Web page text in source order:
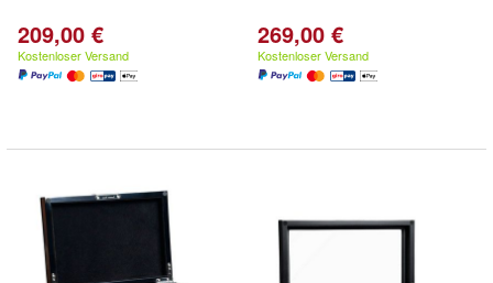
209,00 €
Kostenloser Versand
269,00 €
Kostenloser Versand